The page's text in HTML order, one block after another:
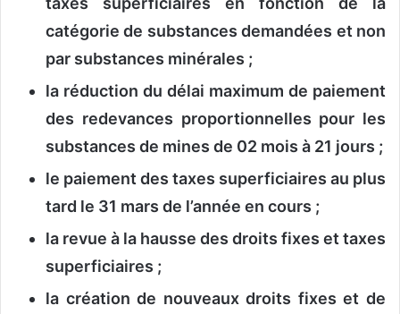
catégorie de substances demandées et non
par substances minérales ;
la réduction du délai maximum de paiement
des redevances proportionnelles pour les
substances de mines de 02 mois à 21 jours ;
le paiement des taxes superficiaires au plus
tard le 31 mars de l’année en cours ;
la revue à la hausse des droits fixes et taxes
superficiaires ;
la création de nouveaux droits fixes et de